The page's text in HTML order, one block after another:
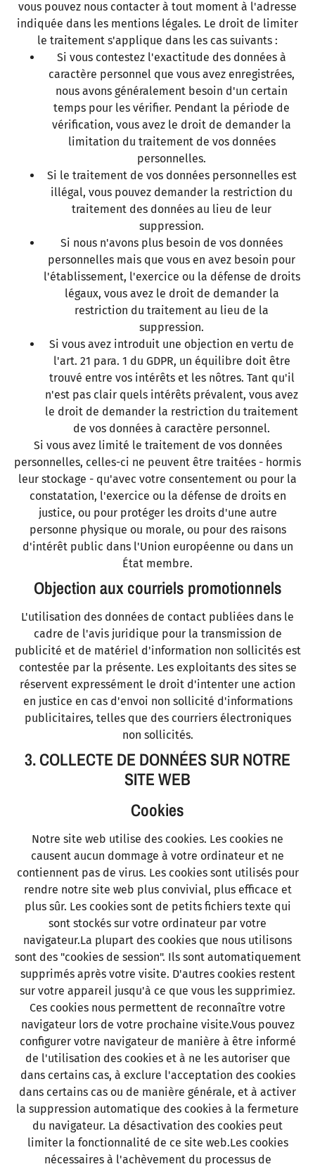
vous pouvez nous contacter à tout moment à l'adresse
indiquée dans les mentions légales. Le droit de limiter
le traitement s'applique dans les cas suivants :
Si vous contestez l'exactitude des données à
caractère personnel que vous avez enregistrées,
nous avons généralement besoin d'un certain
temps pour les vérifier. Pendant la période de
vérification, vous avez le droit de demander la
limitation du traitement de vos données
personnelles.
Si le traitement de vos données personnelles est
illégal, vous pouvez demander la restriction du
traitement des données au lieu de leur
suppression.
Si nous n'avons plus besoin de vos données
personnelles mais que vous en avez besoin pour
l'établissement, l'exercice ou la défense de droits
légaux, vous avez le droit de demander la
restriction du traitement au lieu de la
suppression.
Si vous avez introduit une objection en vertu de
l'art. 21 para. 1 du GDPR, un équilibre doit être
trouvé entre vos intérêts et les nôtres. Tant qu'il
n'est pas clair quels intérêts prévalent, vous avez
le droit de demander la restriction du traitement
de vos données à caractère personnel.
Si vous avez limité le traitement de vos données
personnelles, celles-ci ne peuvent être traitées - hormis
leur stockage - qu'avec votre consentement ou pour la
constatation, l'exercice ou la défense de droits en
justice, ou pour protéger les droits d'une autre
personne physique ou morale, ou pour des raisons
d'intérêt public dans l'Union européenne ou dans un
État membre.
Objection aux courriels promotionnels
L'utilisation des données de contact publiées dans le
cadre de l'avis juridique pour la transmission de
publicité et de matériel d'information non sollicités est
contestée par la présente. Les exploitants des sites se
réservent expressément le droit d'intenter une action
en justice en cas d'envoi non sollicité d'informations
publicitaires, telles que des courriers électroniques
non sollicités.
3. COLLECTE DE DONNÉES SUR NOTRE
SITE WEB
Cookies
Notre site web utilise des cookies. Les cookies ne
causent aucun dommage à votre ordinateur et ne
contiennent pas de virus. Les cookies sont utilisés pour
rendre notre site web plus convivial, plus efficace et
plus sûr. Les cookies sont de petits fichiers texte qui
sont stockés sur votre ordinateur par votre
navigateur.La plupart des cookies que nous utilisons
sont des "cookies de session". Ils sont automatiquement
supprimés après votre visite. D'autres cookies restent
sur votre appareil jusqu'à ce que vous les supprimiez.
Ces cookies nous permettent de reconnaître votre
navigateur lors de votre prochaine visite.Vous pouvez
configurer votre navigateur de manière à être informé
de l'utilisation des cookies et à ne les autoriser que
dans certains cas, à exclure l'acceptation des cookies
dans certains cas ou de manière générale, et à activer
la suppression automatique des cookies à la fermeture
du navigateur. La désactivation des cookies peut
limiter la fonctionnalité de ce site web.Les cookies
nécessaires à l'achèvement du processus de